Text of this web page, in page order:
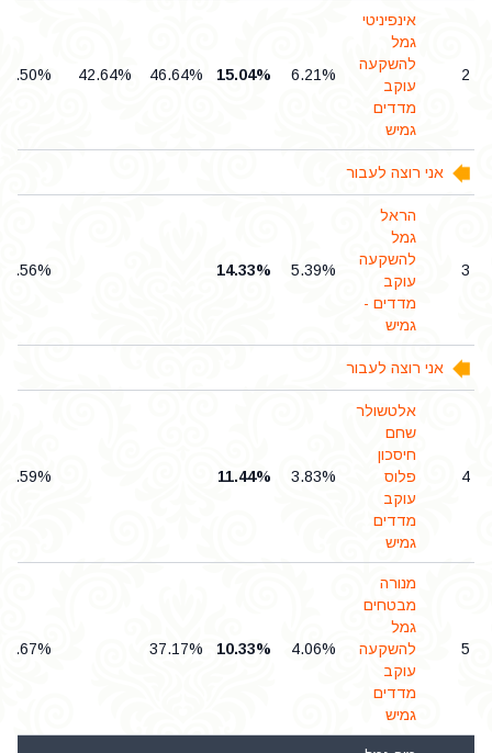
2
אינפיניטי
גמל
להשקעה
עוקב
מדדים
גמיש
6.21%
15.04%
46.64%
42.64%
0.50%
אני רוצה לעבור
3
הראל
גמל
להשקעה
עוקב
מדדים -
גמיש
5.39%
14.33%
0.56%
אני רוצה לעבור
4
אלטשולר
שחם
חיסכון
פלוס
עוקב
מדדים
גמיש
3.83%
11.44%
0.59%
5
מנורה
מבטחים
גמל
להשקעה
עוקב
מדדים
גמיש
4.06%
10.33%
37.17%
0.67%